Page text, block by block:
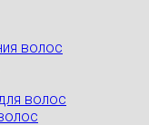
волос
волос